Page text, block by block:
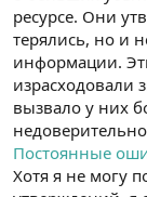
ресурсе. Они
терялись, но и
информации.
израсходовали
вызвало у них
Постоянные
Хотя я не могу